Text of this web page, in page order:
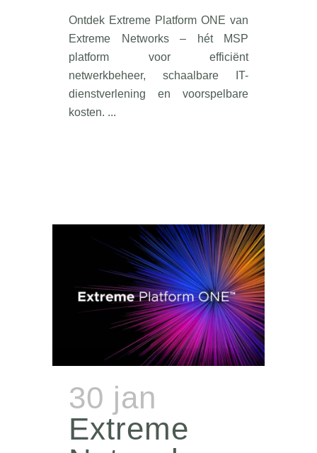
Ontdek Extreme Platform ONE van
Extreme Networks – hét MSP
platform voor efficiënt
netwerkbeheer, schaalbare IT-
dienstverlening en voorspelbare
kosten. ...
30 jan
Extreme